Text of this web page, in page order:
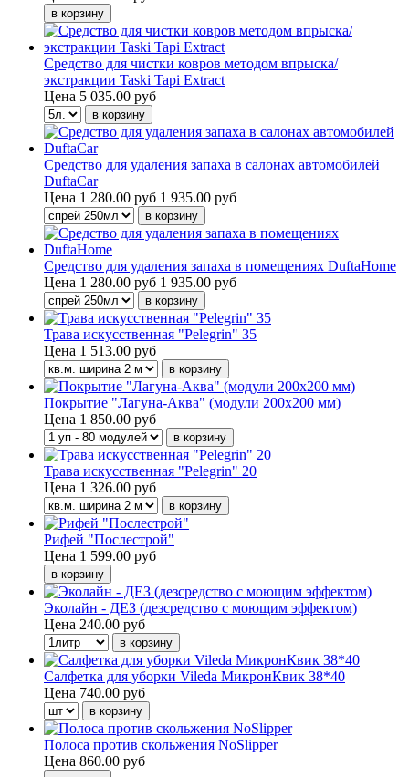
Средство для чистки ковров методом впрыска/
экстракции Taski Tapi Extract
Цена 5 035.00 руб
Средство для удаления запаха в салонах автомобилей
DuftaCar
Цена 1 280.00 руб 1 935.00 руб
Средство для удаления запаха в помещениях DuftaHome
Цена 1 280.00 руб 1 935.00 руб
Трава искусственная "Pelegrin" 35
Цена 1 513.00 руб
Покрытие "Лагуна-Аква" (модули 200х200 мм)
Цена 1 850.00 руб
Трава искусственная "Pelegrin" 20
Цена 1 326.00 руб
Рифей "Послестрой"
Цена 1 599.00 руб
Эколайн - ДЕЗ (дезсредство с моющим эффектом)
Цена 240.00 руб
Салфетка для уборки Vileda МикронКвик 38*40
Цена 740.00 руб
Полоса против скольжения NoSlipper
Цена 860.00 руб